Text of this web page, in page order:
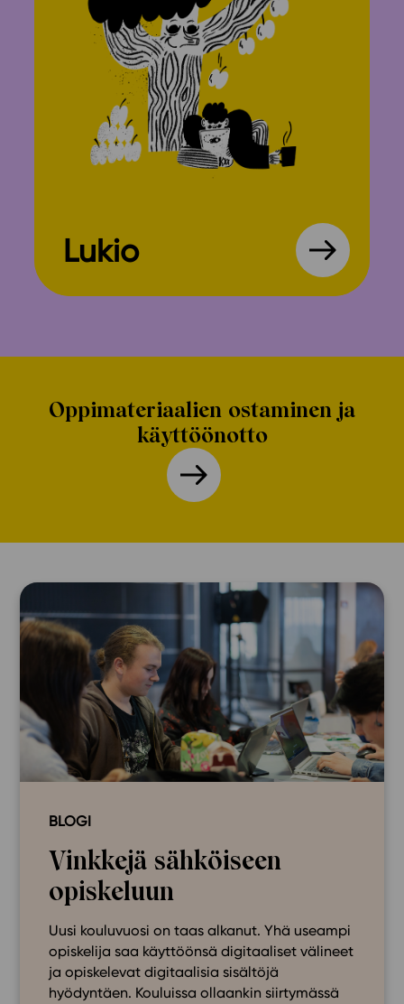
Lukio
Oppimateriaalien ostaminen ja
käyttöönotto
BLOGI
Vinkkejä sähköiseen
opiskeluun
Uusi kouluvuosi on taas alkanut. Yhä useampi
opiskelija saa käyttöönsä digitaaliset välineet
ja opiskelevat digitaalisia sisältöjä
hyödyntäen. Kouluissa ollaankin siirtymässä